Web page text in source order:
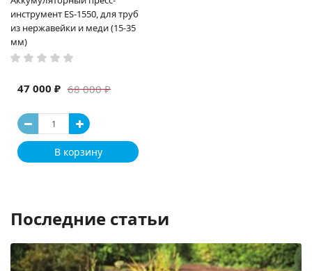
инструмент ES-1550, для труб
из нержавейки и меди (15-35
мм)
68 000 ₽
47 000 ₽
В корзину
Последние статьи